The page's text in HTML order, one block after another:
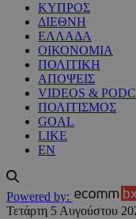
ΚΥΠΡΟΣ
ΔΙΕΘΝΗ
ΕΛΛΑΔΑ
ΟΙΚΟΝΟΜΙΑ
ΠΟΛΙΤΙΚΗ
ΑΠΟΨΕΙΣ
VIDEOS &
ΠΟΛΙΤΙΣΜΟΣ
GOAL
LIKE
EN
Powered by:
Τετάρτη 5 Αυγούστου